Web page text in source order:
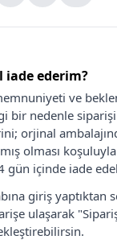
iade ederim?
ve
bir nedenle
orjinal
olması
gün içinde iade
giriş yaptıktan
ulaşarak